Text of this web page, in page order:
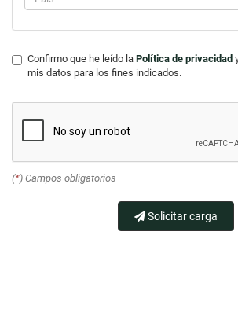
Confirmo que he leído la Política de privacidad
mis datos para los fines indicados.
(*) Campos obligatorios
Solicitar carga